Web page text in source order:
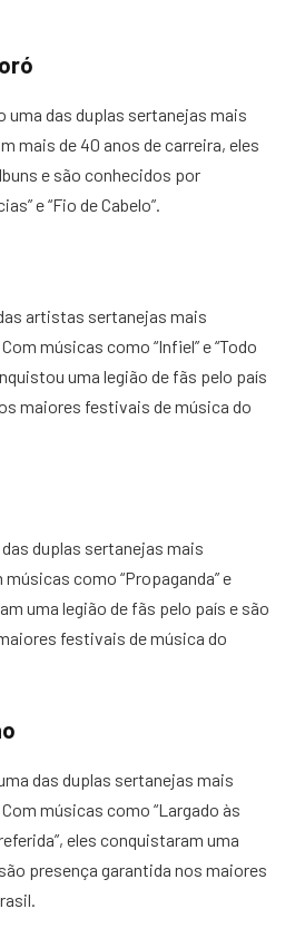
uma das duplas sertanejas mais
mais de 40 anos de carreira, eles
e são conhecidos por
e “Fio de Cabelo”.
artistas sertanejas mais
músicas como “Infiel” e “Todo
uma legião de fãs pelo país
maiores festivais de música do
duplas sertanejas mais
como “Propaganda” e
uma legião de fãs pelo país e são
festivais de música do
das duplas sertanejas mais
músicas como “Largado às
eles conquistaram uma
presença garantida nos maiores